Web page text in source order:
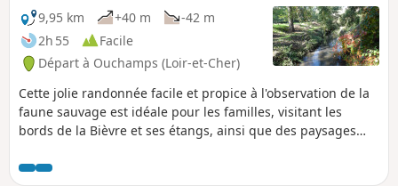
9,95 km
+40 m
-42 m
2h 55
Facile
Départ à Ouchamps (Loir-et-Cher)
Cette jolie randonnée facile et propice à l'observation de la
faune sauvage est idéale pour les familles, visitant les
bords de la Bièvre et ses étangs, ainsi que des paysages